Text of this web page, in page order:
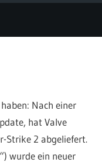
Nach einer
hat Valve
Strike 2 abgeliefert.
wurde ein neuer